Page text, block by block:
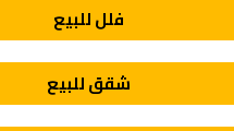
فلل للبيع
شقق للبيع